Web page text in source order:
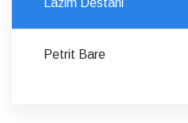
Lazim Destani
Petrit Bare